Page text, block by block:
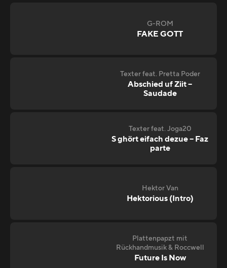
G-ROM
FAKE GOTT
Texter feat. Pretta Poder
Abschied uf Ziit –
Saudade
Texter feat. Joga20
S ghört eifach dezue – Faz
parte
Hektor Van
Hektorious (Intro)
Plattenpapzt mit
Rückhandmusik & Roccwell
Future Is Now